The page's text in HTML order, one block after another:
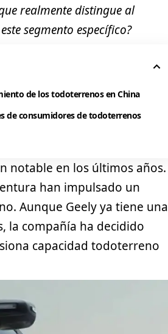
realmente distingue al
segmento específico?
de los todoterrenos en China
de consumidores de todoterrenos
notable en los últimos años.
han impulsado un
Aunque Geely ya tiene una
la compañía ha decidido
capacidad todoterreno